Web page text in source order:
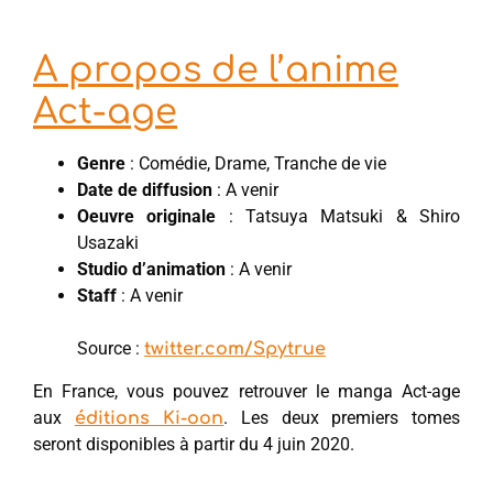
A propos de l’anime
Act-age
Genre : Comédie, Drame, Tranche de vie
Date de diffusion : A venir
Oeuvre originale : Tatsuya Matsuki & Shiro
Usazaki
Studio d’animation : A venir
Staff : A venir
Source : twitter.com/Spytrue
En France, vous pouvez retrouver le manga Act-age
aux
éditions Ki-oon. Les deux premiers tomes
seront disponibles à partir du 4 juin 2020.